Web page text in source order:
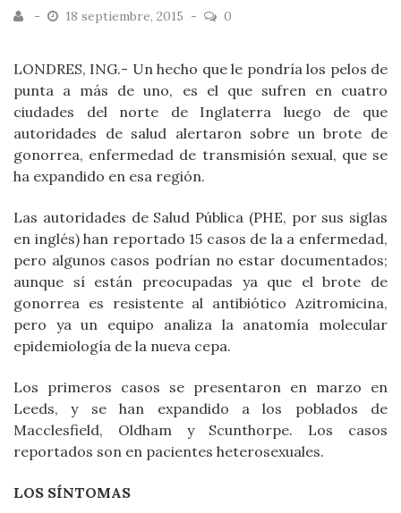
18 septiembre, 2015 0
LONDRES, ING.- Un hecho que le pondría los pelos de
punta a más de uno, es el que sufren en cuatro
ciudades del norte de Inglaterra luego de que
autoridades de salud alertaron sobre un brote de
gonorrea, enfermedad de transmisión sexual, que se
ha expandido en esa región.
Las autoridades de Salud Pública (PHE, por sus siglas
en inglés) han reportado 15 casos de la a enfermedad,
pero algunos casos podrían no estar documentados;
aunque sí están preocupadas ya que el brote de
gonorrea es resistente al antibiótico Azitromicina,
pero ya un equipo analiza la anatomía molecular
epidemiología de la nueva cepa.
Los primeros casos se presentaron en marzo en
Leeds, y se han expandido a los poblados de
Macclesfield, Oldham y Scunthorpe. Los casos
reportados son en pacientes heterosexuales.
LOS SÍNTOMAS